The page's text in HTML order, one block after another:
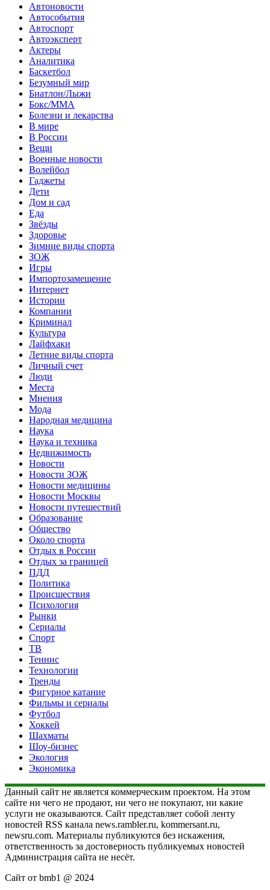
Автоновости
Автособытия
Автоспорт
Автоэксперт
Актеры
Аналитика
Баскетбол
Безумный мир
Биатлон/Лыжи
Бокс/MMA
Болезни и лекарства
В мире
В России
Вещи
Военные новости
Волейбол
Гаджеты
Дети
Дом и сад
Еда
Звёзды
Здоровье
Зимние виды спорта
ЗОЖ
Игры
Импортозамещение
Интернет
Истории
Компании
Криминал
Культура
Лайфхаки
Летние виды спорта
Личный счет
Люди
Места
Мнения
Мода
Народная медицина
Наука
Наука и техника
Недвижимость
Новости
Новости ЗОЖ
Новости медицины
Новости Москвы
Новости путешествий
Образование
Общество
Около спорта
Отдых в России
Отдых за границей
ПДД
Политика
Происшествия
Психология
Рынки
Сериалы
Спорт
ТВ
Теннис
Технологии
Тренды
Фигурное катание
Фильмы и сериалы
Футбол
Хоккей
Шахматы
Шоу-бизнес
Экология
Экономика
Данный сайт не является коммерческим проектом. На этом
сайте ни чего не продают, ни чего не покупают, ни какие
услуги не оказываются. Сайт представляет собой ленту
новостей RSS канала news.rambler.ru, kommersant.ru,
newsru.com. Материалы публикуются без искажения,
ответственность за достоверность публикуемых новостей
Администрация сайта не несёт.
Сайт от bmb1 @ 2024